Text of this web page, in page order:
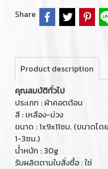
Share
Product description
คุณสมบัติทั่วไป
ประเภท : ผ้าคอตต้อน
สี : เหลือง-ม่วง
ขนาด : 1x9x11ซม. (ขนาดโ
1-3ซม.)
น้ำหนัก : 30g
รับผลิตตามใบสั่งซื้อ : ใช่